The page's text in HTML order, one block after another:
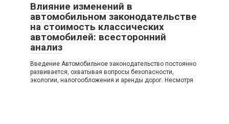
Влияние изменений в
автомобильном законодательстве
на стоимость классических
автомобилей: всесторонний
анализ
Введение Автомобильное законодательство постоянно
развивается, охватывая вопросы безопасности,
экологии, налогообложения и аренды дорог. Несмотря